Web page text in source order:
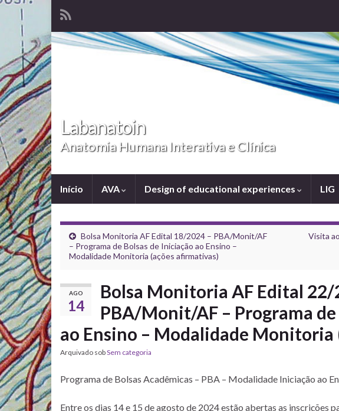
Labanatoin
Anatomia Humana Interativa e Clínica
Início AVA Design of educational experiences LIG
Bolsa Monitoria AF Edital 18/2024 – PBA/Monit/AF
– Programa de Bolsas de Iniciação ao Ensino –
Modalidade Monitoria (ações afirmativas)
Visita
AGO
14
Bolsa Monitoria AF Edital 22/
PBA/Monit/AF – Programa
ao Ensino – Modalidade Monitoria
Arquivado sobSem categoria
Programa de Bolsas Acadêmicas – PBA – Modalidade Iniciação ao
Entre os dias 14 e 15 de agosto de 2024 estão abertas as inscrições